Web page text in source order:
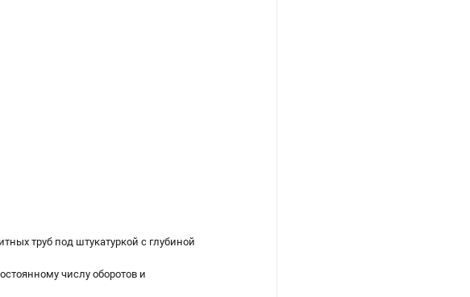
труб под штукатуркой с глубиной
числу оборотов и